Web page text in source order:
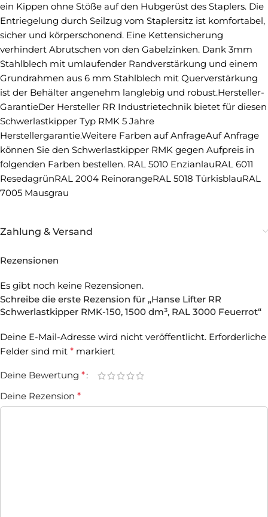
ein Kippen ohne Stöße auf den Hubgerüst des Staplers. Die
Entriegelung durch Seilzug vom Staplersitz ist komfortabel,
sicher und körperschonend. Eine Kettensicherung
verhindert Abrutschen von den Gabelzinken. Dank 3mm
Stahlblech mit umlaufender Randverstärkung und einem
Grundrahmen aus 6 mm Stahlblech mit Querverstärkung
ist der Behälter angenehm langlebig und robust.Hersteller-
GarantieDer Hersteller RR Industrietechnik bietet für diesen
Schwerlastkipper Typ RMK 5 Jahre
Herstellergarantie.Weitere Farben auf AnfrageAuf Anfrage
können Sie den Schwerlastkipper RMK gegen Aufpreis in
folgenden Farben bestellen. RAL 5010 EnzianlauRAL 6011
ResedagrünRAL 2004 ReinorangeRAL 5018 TürkisblauRAL
7005 Mausgrau
Zahlung & Versand
Rezensionen
Es gibt noch keine Rezensionen.
Schreibe die erste Rezension für „Hanse Lifter RR
Schwerlastkipper RMK-150, 1500 dm³, RAL 3000 Feuerrot“
Deine E-Mail-Adresse wird nicht veröffentlicht. Erforderliche
Felder sind mit * markiert
Deine Bewertung *
Deine Rezension *